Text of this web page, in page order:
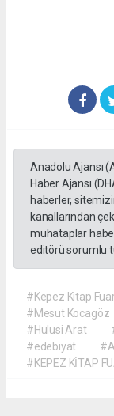
Anadolu Ajansı
Haber Ajansı
haberler,
kanallarından
muhataplar
editörü sorumlu
#Kepez Kitap
#Mesut Kocagöz
#Hulusi Arat
#edebiyat
#KEPEZ KİTAP